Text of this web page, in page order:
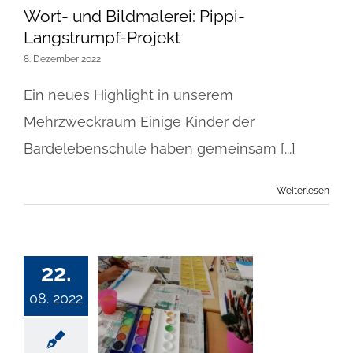
Wort- und Bildmalerei: Pippi-
Langstrumpf-Projekt
8. Dezember 2022
Ein neues Highlight in unserem
Mehrzweckraum Einige Kinder der
Bardelebenschule haben gemeinsam [...]
Weiterlesen
22.
08. 2022
Sommerbilder
3/4c